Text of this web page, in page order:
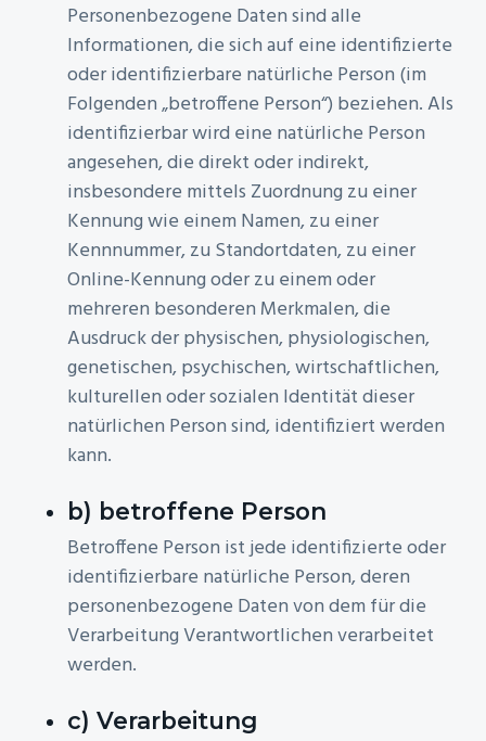
Personenbezogene Daten sind alle
Informationen, die sich auf eine identifizierte
oder identifizierbare natürliche Person (im
Folgenden „betroffene Person“) beziehen. Als
identifizierbar wird eine natürliche Person
angesehen, die direkt oder indirekt,
insbesondere mittels Zuordnung zu einer
Kennung wie einem Namen, zu einer
Kennnummer, zu Standortdaten, zu einer
Online-Kennung oder zu einem oder
mehreren besonderen Merkmalen, die
Ausdruck der physischen, physiologischen,
genetischen, psychischen, wirtschaftlichen,
kulturellen oder sozialen Identität dieser
natürlichen Person sind, identifiziert werden
kann.
b) betroffene Person
Betroffene Person ist jede identifizierte oder
identifizierbare natürliche Person, deren
personenbezogene Daten von dem für die
Verarbeitung Verantwortlichen verarbeitet
werden.
c) Verarbeitung